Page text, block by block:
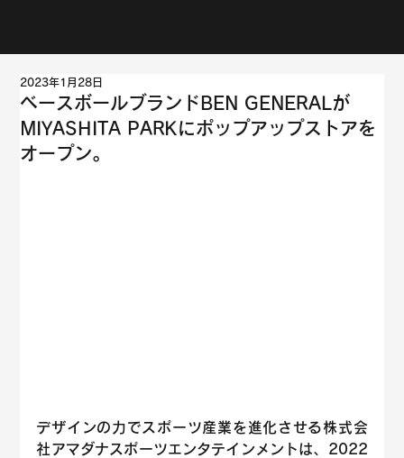
ベースボールブランドBEN GENERALが
MIYASHITA PARKにポップアップストアを
オープン。
2023年1月28日
デザインの力でスポーツ産業を進化させる株式会
社アマダナスポーツエンタテインメントは、2022